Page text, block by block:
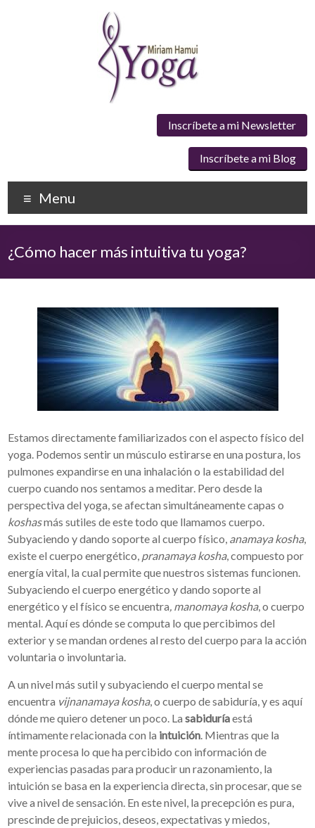
Inscríbete a mi Newsletter
Inscríbete a mi Blog
Menu
¿Cómo hacer más intuitiva tu yoga?
Estamos directamente familiarizados con el aspecto físico del
yoga. Podemos sentir un músculo estirarse en una postura, los
pulmones expandirse en una inhalación o la estabilidad del
cuerpo cuando nos sentamos a meditar. Pero desde la
perspectiva del yoga, se afectan simultáneamente capas o
koshasmás sutiles de este todo que llamamos cuerpo.
Subyaciendo y dando soporte al cuerpo físico, anamaya kosha,
existe el cuerpo energético, pranamaya kosha, compuesto por
energía vital, la cual permite que nuestros sistemas funcionen.
Subyaciendo el cuerpo energético y dando soporte al
energético y el físico se encuentra , manomaya kosha, o cuerpo
mental. Aquí es dónde se computa lo que percibimos del
exterior y se mandan ordenes al resto del cuerpo para la acción
voluntaria o involuntaria.
A un nivel más sutil y subyaciendo el cuerpo mental se
encuentra vijnanamaya kosha, o cuerpo de sabiduría, y es aquí
dónde me quiero detener un poco. Lasabiduríaestá
íntimamente relacionada con la intuición . Mientras que la
mente procesa lo que ha percibido con información de
experiencias pasadas para producir un razonamiento, la
intuición se basa en la experiencia directa, sin procesar, que se
vive a nivel de sensación. En este nivel, la precepción es pura,
prescinde de prejuicios, deseos, expectativas y miedos,